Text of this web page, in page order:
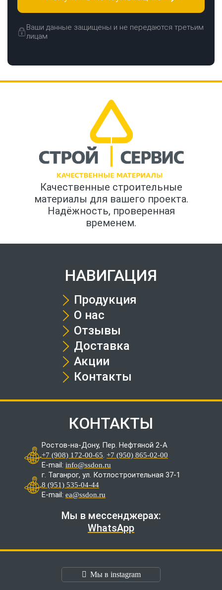
Ваши данные защищены и не передаются третьим
лицам
Качественные строительные
материалы для вашего проекта.
Надёжность, проверенная
временем.
НАВИГАЦИЯ
Продукция
О нас
Отзывы
Доставка
Акции
Контакты
КОНТАКТЫ
Ростов-на-Дону, Пер. Нефтяной 2-А
+7 (908) 172-00-65. +7 (950) 865-02-00
E-mail: info@ssdon.ru
г. Таганрог, ул. Котлостроительная 37-1
8 (951) 535-04-44
E-mail: ea@ssdon.ru
Мы в мессенджерах:
WhatsApp
Мы в instagram